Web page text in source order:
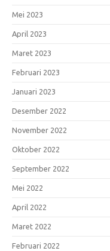
Mei 2023
April 2023
Maret 2023
Februari 2023
Januari 2023
Desember 2022
November 2022
Oktober 2022
September 2022
Mei 2022
April 2022
Maret 2022
Februari 2022